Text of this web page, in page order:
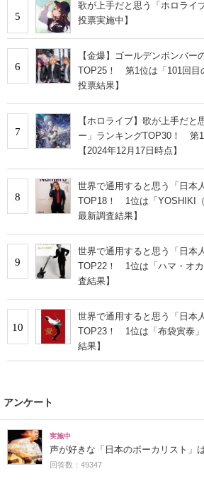
5
歌が上手だと思う「ホロライ
投票実施中】
6
【金爆】ゴールデンボンバ
TOP25！ 第1位は「101回目
投票結果】
7
【ホロライブ】歌が上手だ
ー」ランキングTOP30！ 第1
【2024年12月17日時点】
8
世界で通用すると思う「日本
TOP18！ 1位は「YOSHIKI
最新調査結果】
9
世界で通用すると思う「日本
TOP22！ 1位は「ハマ・オ
査結果】
10
世界で通用すると思う「日本
TOP23！ 1位は「布袋寅泰
結果】
アンケート
実施中
声が好きな「日本のボーカリスト」
回答数：49347